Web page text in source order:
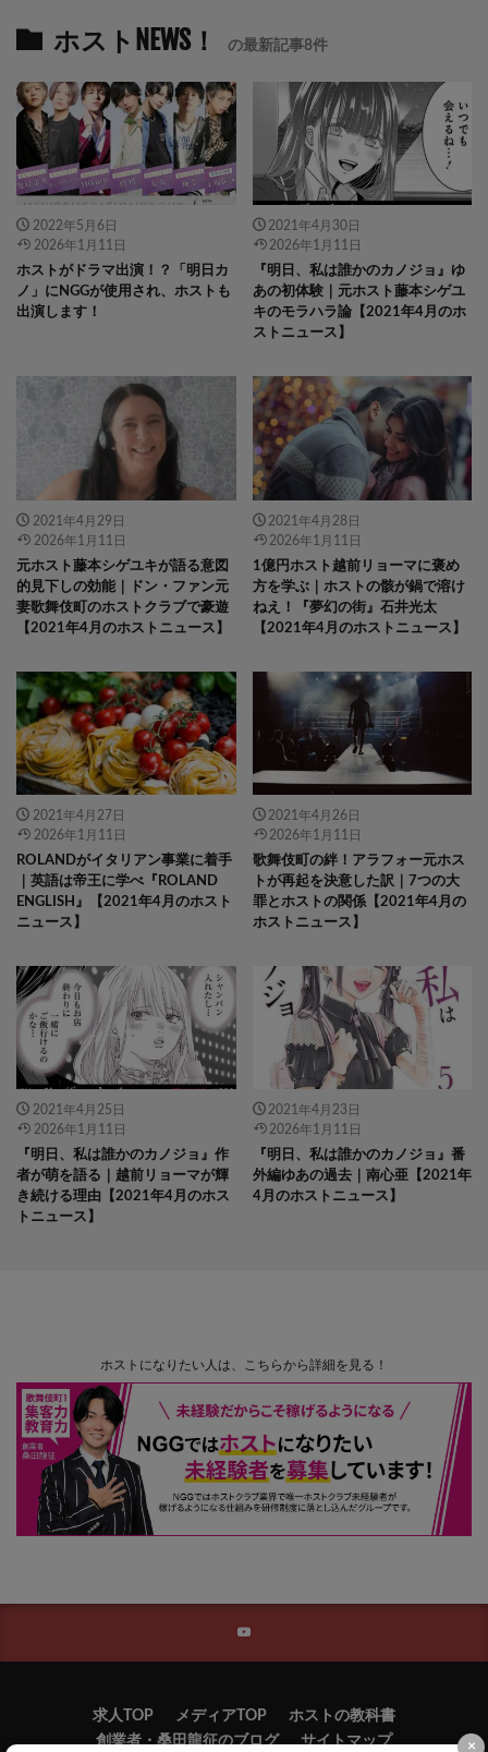
ホストNEWS！ の最新記事8件
2022年5月6日
2026年1月11日
ホストがドラマ出演！？「明日カ
ノ」にNGGが使用され、ホストも
出演します！
2021年4月30日
2026年1月11日
『明日、私は誰かのカノジョ』ゆ
あの初体験｜元ホスト藤本シゲユ
キのモラハラ論【2021年4月のホ
ストニュース】
2021年4月29日
2026年1月11日
元ホスト藤本シゲユキが語る意図
的見下しの効能｜ドン・ファン元
妻歌舞伎町のホストクラブで豪遊
【2021年4月のホストニュース】
2021年4月28日
2026年1月11日
1億円ホスト越前リョーマに褒め
方を学ぶ｜ホストの骸が鍋で溶け
ねえ！『夢幻の街』石井光太
【2021年4月のホストニュース】
2021年4月27日
2026年1月11日
ROLANDがイタリアン事業に着手
｜英語は帝王に学べ『ROLAND
ENGLISH』【2021年4月のホスト
ニュース】
2021年4月26日
2026年1月11日
歌舞伎町の絆！アラフォー元ホス
トが再起を決意した訳｜7つの大
罪とホストの関係【2021年4月の
ホストニュース】
2021年4月25日
2026年1月11日
『明日、私は誰かのカノジョ』作
者が萌を語る｜越前リョーマが輝
き続ける理由【2021年4月のホス
トニュース】
2021年4月23日
2026年1月11日
『明日、私は誰かのカノジョ』番
外編ゆあの過去｜南心亜【2021年
4月のホストニュース】
ホストになりたい人は、こちらから詳細を見る！
×
求人TOP メディアTOP
ホストの教科書
創業者・桑田龍征のブログ
サイトマップ